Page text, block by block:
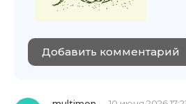
Добавить комментарий